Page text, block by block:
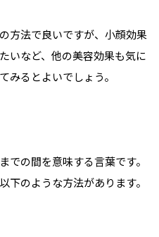
方法で良いですが、小顔効果
いなど、他の美容効果も気に
みるとよいでしょう。
での間を意味する言葉です。
下のような方法があります。